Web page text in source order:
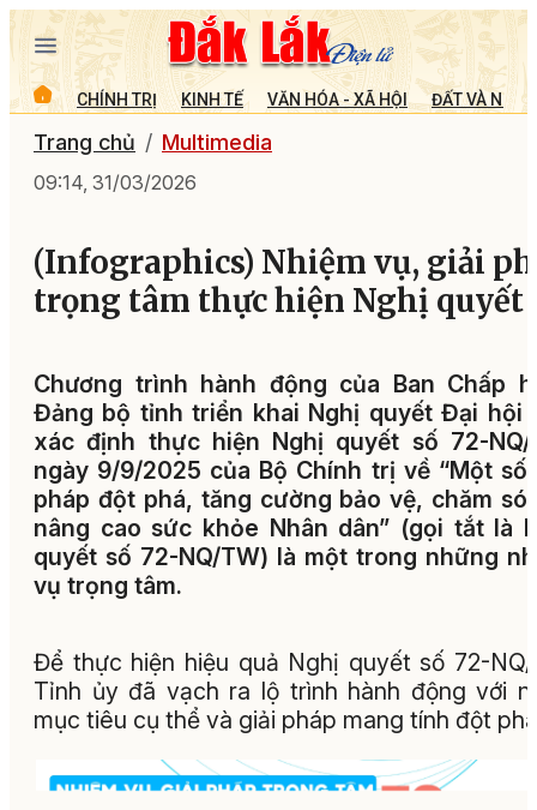
CHÍNH TRỊ KINH TẾ VĂN HÓA - XÃ HỘI ĐẤT VÀ
Trang chủ Multimedia
09:14, 31/03/2026
(Infographics) Nhiệm vụ, giải
trọng tâm thực hiện Nghị quyết
Chương trình hành động của Ban Chấp
Đảng bộ tỉnh triển khai Nghị quyết Đại hội
xác định thực hiện Nghị quyết số 72-NQ/
ngày 9/9/2025 của Bộ Chính trị về “Một số
pháp đột phá, tăng cường bảo vệ, chăm
nâng cao sức khỏe Nhân dân” (gọi tắt là
quyết số 72-NQ/TW) là một trong những
vụ trọng tâm.
Để thực hiện hiệu quả Nghị quyết số 72-NQ/
Tỉnh ủy đã vạch ra lộ trình hành động với
mục tiêu cụ thể và giải pháp mang tính đột